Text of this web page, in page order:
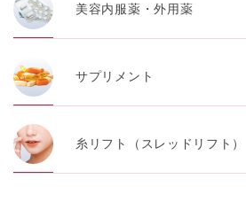
美容内服薬・外用薬
サプリメント
糸リフト（スレッドリフト）